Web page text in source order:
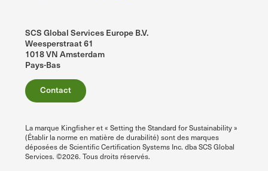
SCS Global Services Europe B.V.
Weesperstraat 61
1018 VN Amsterdam
Pays-Bas
Contact
La marque Kingfisher et « Setting the Standard for Sustainability »
(Établir la norme en matière de durabilité) sont des marques
déposées de Scientific Certification Systems Inc. dba SCS Global
Services. ©2026. Tous droits réservés.